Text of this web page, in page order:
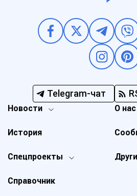
Telegram-чат
Новости
Спецпроекты
История
О нас
Справочник